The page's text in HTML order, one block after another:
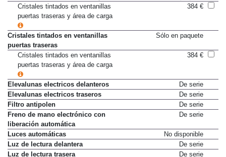
Cristal tintado en área de carga
Sólo en paquete
Cristales tintados en ventanillas
puertas traseras y área de carga
Cristales tintados en ventanillas
puertas traseras
Cristales tintados en ventanillas
puertas traseras y área de carga
Elevalunas electricos delanteros
De serie
Elevalunas electricos traseros
De serie
Filtro antipolen
De serie
Freno de mano electrónico con
liberación automática
Luces automáticas
No disponible
Luz de lectura delantera
De serie